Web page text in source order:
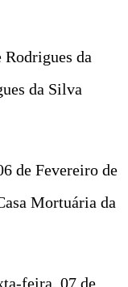
da
da Silva
de Fevereiro de
Mortuária da
feira, 07 de